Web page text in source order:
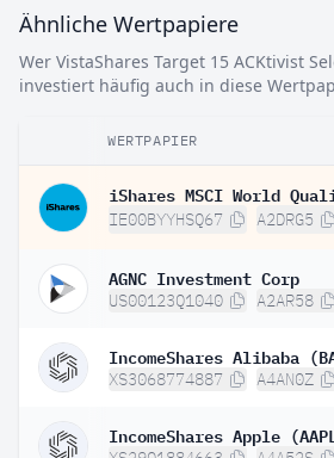
Ähnliche Wertpapiere
Wer VistaShares Target 15 ACKtivist
investiert häufig auch in diese
WERTPAPIER
IE00BYYHSQ67 A2DRG5
AGNC Investment Corp
US00123Q1040 A2AR58
IncomeShares Alibaba
XS3068774887 A4AN0Z
IncomeShares Apple